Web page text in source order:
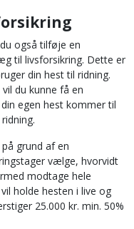
også tilføje en
til livsforsikring. Dette er
din hest til ridning.
du kunne få en
egen hest kommer til
grund af en
vælge, hvorvidt
modtage hele
holde hesten i live og
25.000 kr. min. 50%